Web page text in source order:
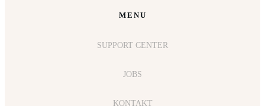
MENU
SUPPORT CENTER
JOBS
KONTAKT